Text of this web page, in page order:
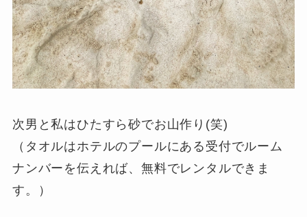
次男と私はひたすら砂でお山作り(笑)
（タオルはホテルのプールにある受付でルーム
ナンバーを伝えれば、無料でレンタルできま
す。）